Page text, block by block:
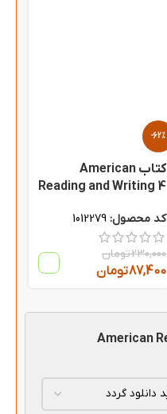
-62%
کتاب American
Reading and Writing 4
کد محصول: 1012279
230,000تومان
87,400تومان